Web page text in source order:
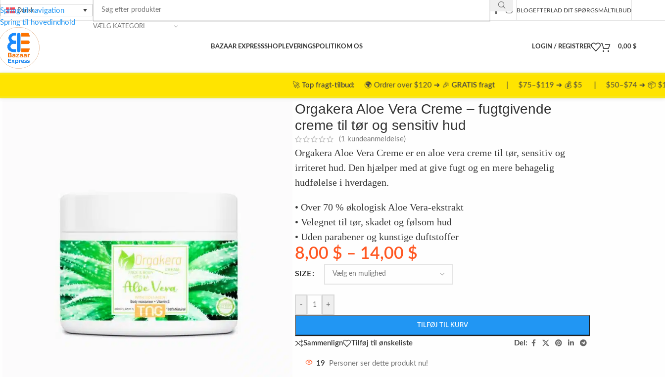
Spring til navigation
Spring til hovedindhold
Dansk
VÆLG KATEGORI
BLOGEFTERLAD DIT SPØRGSMÅL TILBUD
BAZAAR EXPRESSSHOPLEVERINGSPOLITIKOM OS LOGIN / REGISTRER 0,00 $
Top fragt-tilbud:🌍 Ordrer over $120 ➜ 🎉GRATIS fragt | $75–$119 ➜ 💰 $5 | $50–$74 ➜ 📦 $10
Orgakera Aloe Vera Creme – fugtgivende
creme til tør og sensitiv hud
(1 kundeanmeldelse)
Orgakera Aloe Vera Creme er en aloe vera creme til tør, sensitiv og
irriteret hud. Den hjælper med at give fugt og en mere behagelig
hudfølelse i hverdagen.
• Over 70 % økologisk Aloe Vera-ekstrakt
• Velegnet til tør, skadet og følsom hud
• Uden parabener og kunstige duftstoffer
8,00 $ – 14,00 $
SIZE
- +
TILFØJ TIL KURV
Sammenlign Tilføj til ønskeliste Del:
19 Personer ser dette produkt nu!